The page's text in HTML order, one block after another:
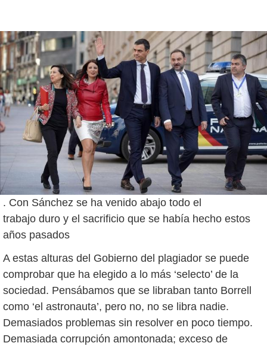
. Con Sánchez se ha venido abajo todo el
trabajo duro y el sacrificio que se había hecho estos
años pasados
A estas alturas del Gobierno del plagiador se puede
comprobar que ha elegido a lo más ‘selecto’ de la
sociedad. Pensábamos que se libraban tanto Borrell
como ‘el astronauta’, pero no, no se libra nadie.
Demasiados problemas sin resolver en poco tiempo.
Demasiada corrupción amontonada; exceso de